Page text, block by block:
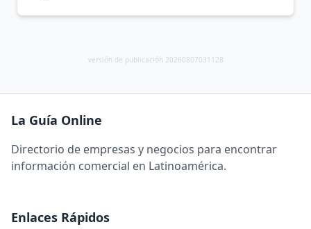
versión de publicación 20260807031128
La Guía Online
Directorio de empresas y negocios para encontrar
información comercial en Latinoamérica.
Enlaces Rápidos